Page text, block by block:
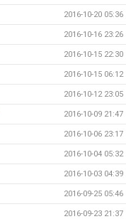
2016-10-20 05:36
2016-10-16 23:26
2016-10-15 22:30
2016-10-15 06:12
2016-10-12 23:05
2016-10-09 21:47
2016-10-06 23:17
2016-10-04 05:32
2016-10-03 04:39
2016-09-25 05:46
2016-09-23 21:37